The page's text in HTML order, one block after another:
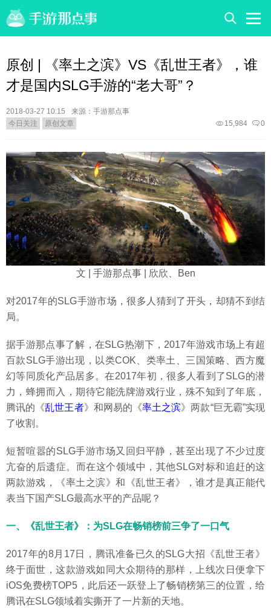
原创 | 《率土之滨》VS《乱世王者》，谁
才是国内SLG手游的“老大哥”？
2018-03-27 10:15
来源：手游那点事
今日关注
原创文章 0
15,984
文 | 手游那点事 | 欣欣、Ben
对2017年的SLG手游市场，很多人猜到了开头，却猜不到结
局。
据手游那点事了解，在SLG热潮下，2017年游戏市场上有超
百款SLG手游出现，以类COK、类率土、三国策略、西方魔
幻等同质化产品居多。在2017年初，很多人看到了SLG的潜
力，蜂拥而入，期待它能洗牌游戏行业，殊不知到了年底，
腾讯的《乱世王者》和网易的《率土之滨》两款“巨无霸”实现
了收割。
短暂喧嚣的SLG手游市场又回归平静，甚至出现了不少过度
亢奋的后遗症。而在这个领域中，其他SLG对标和追赶的这
两款游戏，《率土之滨》和《乱世王者》，谁才是真正能代
表当下国产SLG最高水平的产品呢？
一、《乱世王者》：为SLG在畅销榜前三争了一口气
2017年的8月17日，腾讯准备已久的SLG大招《乱世王者》
终于面世，这款游戏如同大众期待的那样，上线次日便拿下
iOS免费榜TOP5，此后还一跃登上了畅销榜第三的位置，给
腾讯在SLG领域着实撕开了一片新的天地。